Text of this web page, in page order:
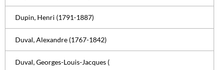
Dupin, Henri (1791-1887)
Duval, Alexandre (1767-1842)
Duval, Georges-Louis-Jacques (